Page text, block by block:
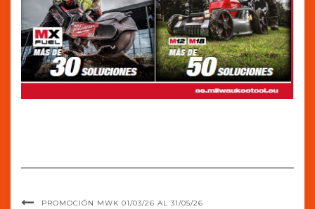
PROMOCIÓN MWK 01/03/26 AL 31/05/26